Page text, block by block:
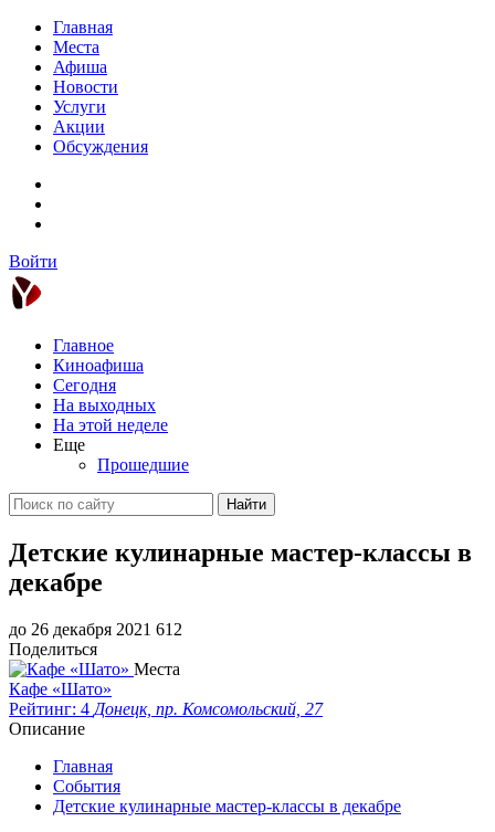
Главная
Места
Афиша
Новости
Услуги
Акции
Обсуждения
Войти
Главное
Киноафиша
Сегодня
На выходных
На этой неделе
Еще
Прошедшие
Найти
Детские кулинарные мастер-классы в
декабре
до 26 декабря 2021 612
Поделиться
Места
Кафе «Шато»
Рейтинг: 4 Донецк, пр. Комсомольский, 27
Описание
Главная
События
Детские кулинарные мастер-классы в декабре